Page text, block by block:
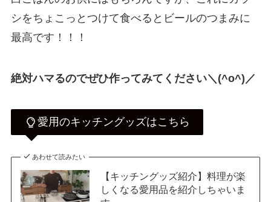
シをちょこっとつけて食べるとビールのつまみに
最高です！！！
絶対ハマるのでぜひ作ってみてください＼(^o^)／
愛用のキッチングッズはこちら
あわせて読みたい
【キッチングッズ紹介】料理が楽
しくなる愛用品を紹介しちゃいま